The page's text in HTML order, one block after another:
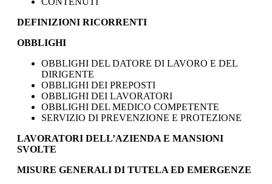
DEFINIZIONI RICORRENTI
OBBLIGHI
OBBLIGHI DEL DATORE DI LAVORO E DEL
DIRIGENTE
OBBLIGHI DEI PREPOSTI
OBBLIGHI DEI LAVORATORI
OBBLIGHI DEL MEDICO COMPETENTE
SERVIZIO DI PREVENZIONE E PROTEZIONE
LAVORATORI DELL’AZIENDA E MANSIONI
SVOLTE
MISURE GENERALI DI TUTELA ED EMERGENZE